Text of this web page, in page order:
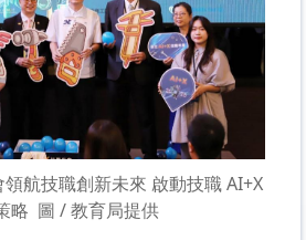
航技職創新未來 啟動技職 AI+X
略 圖 / 教育局提供